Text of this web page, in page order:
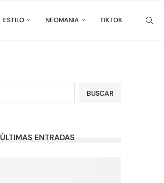
ESTILO NEOMANIA TIKTOK
BUSCAR
ÚLTIMAS ENTRADAS